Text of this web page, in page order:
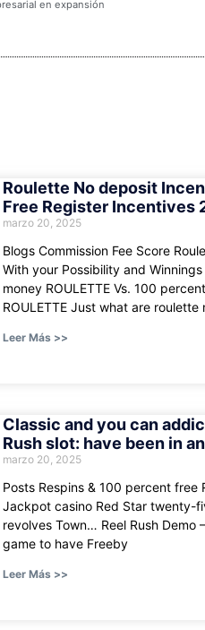
en expansión
Roulette No deposit
Free Register Incentives
marzo 20, 2025
Blogs Commission Fee Score
With your Possibility and Winnings
money ROULETTE Vs. 100
ROULETTE Just what are roulette
Leer Más >>
Classic and you can
Rush slot: have been in
marzo 20, 2025
Posts Respins & 100 percent free
Jackpot casino Red Star twenty-
revolves Town… Reel Rush Demo
game to have Freeby
Leer Más >>